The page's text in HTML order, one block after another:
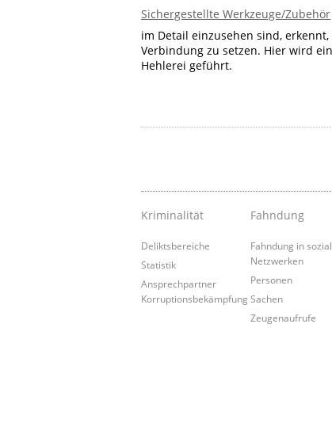
Sichergestellte Werkzeuge/Zubehör
im Detail einzusehen sind,
Verbindung zu setzen. Hier wird
Hehlerei geführt.
Kriminalität
Deliktsbereiche
Statistik
Ansprechpartner
Korruptionsbekämpfung
Fahndung
Fahndung in
Netzwerken
Personen
Sachen
Zeugenaufrufe